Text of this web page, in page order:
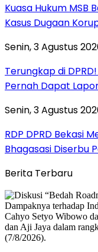
Kuasa Hukum MSB
Kasus Dugaan
Senin, 3 Agustus
Terungkap di
Pernah Dapat
Senin, 3 Agustus
RDP DPRD Bekasi
Bhagasasi Diserbu
Berita Terbaru